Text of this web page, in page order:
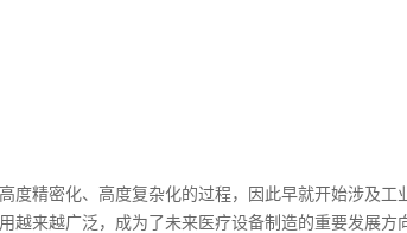
精密化、高度复杂化的过程，因此早就开始涉及工
来越广泛，成为了未来医疗设备制造的重要发展方